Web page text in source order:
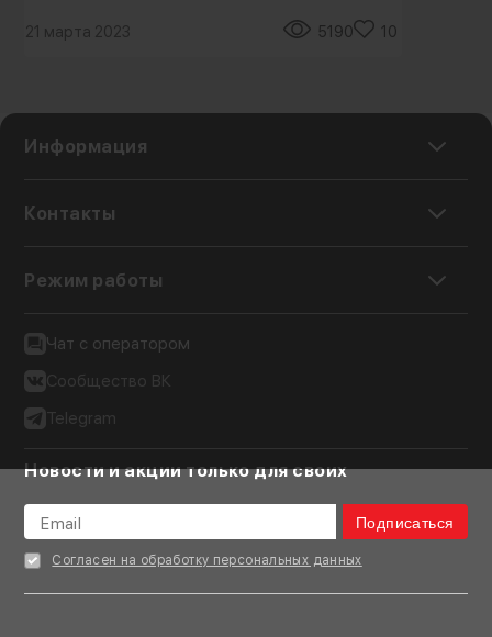
21 марта 2023 5190 10
Информация
Контакты
Режим работы
Чат с оператором
Сообщество ВК
Telegram
Новости и акции только для своих
Подписаться
Согласен на обработку персональных данных